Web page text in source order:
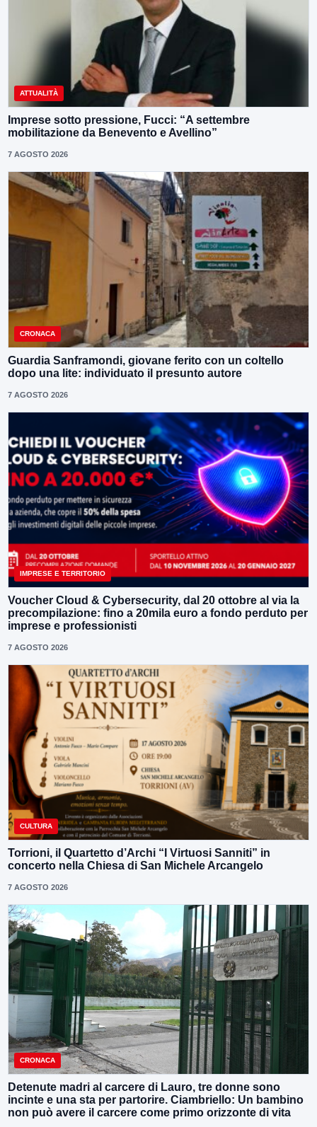
ATTUALITÀ
Imprese sotto pressione, Fucci: “A settembre
mobilitazione da Benevento e Avellino”
7 AGOSTO 2026
CRONACA
Guardia Sanframondi, giovane ferito con un coltello
dopo una lite: individuato il presunto autore
7 AGOSTO 2026
IMPRESE E TERRITORIO
Voucher Cloud & Cybersecurity, dal 20 ottobre al via la
precompilazione: fino a 20mila euro a fondo perduto per
imprese e professionisti
7 AGOSTO 2026
CULTURA
Torrioni, il Quartetto d’Archi “I Virtuosi Sanniti” in
concerto nella Chiesa di San Michele Arcangelo
7 AGOSTO 2026
CRONACA
Detenute madri al carcere di Lauro, tre donne sono
incinte e una sta per partorire. Ciambriello: Un bambino
non può avere il carcere come primo orizzonte di vita